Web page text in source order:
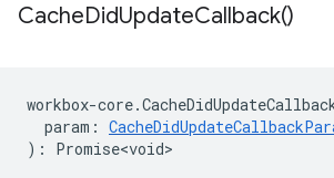
CacheDidUpdateCallback()
workbox-core.
param :
) : Promise<void>